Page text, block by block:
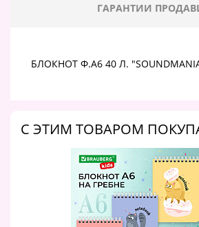
ГАРАНТИИ
БЛОКНОТ Ф.А6 40 Л.
C ЭТИМ ТОВАРОМ